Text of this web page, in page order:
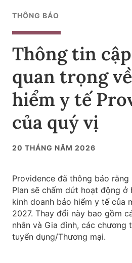
THÔNG BÁO
Thông tin
quan trọng
hiểm y tế
của quý vị
20 THÁNG NĂM 2026
Providence đã thông báo rằng
Plan sẽ chấm dứt hoạt động ở
kinh doanh bảo hiểm y tế của
2027. Thay đổi này bao gồm
nhân và Gia đình, các chương
tuyển dụng/Thương mại.